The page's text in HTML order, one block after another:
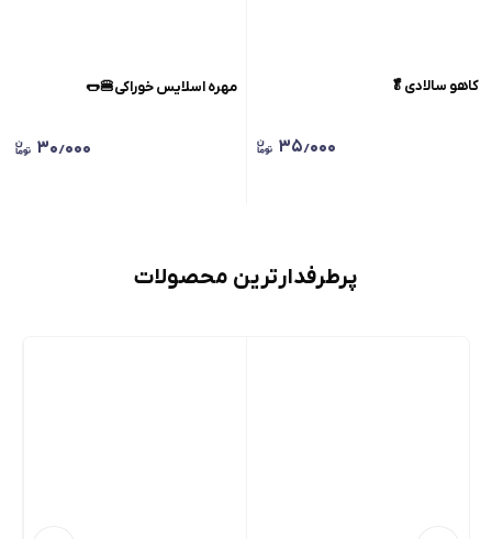
کاهو سالادی🥬
۳۵٫۰۰۰
مهره اسلایس خوراکی🍔🌭
۳۰٫۰۰۰
پرطرفدارترین محصولات